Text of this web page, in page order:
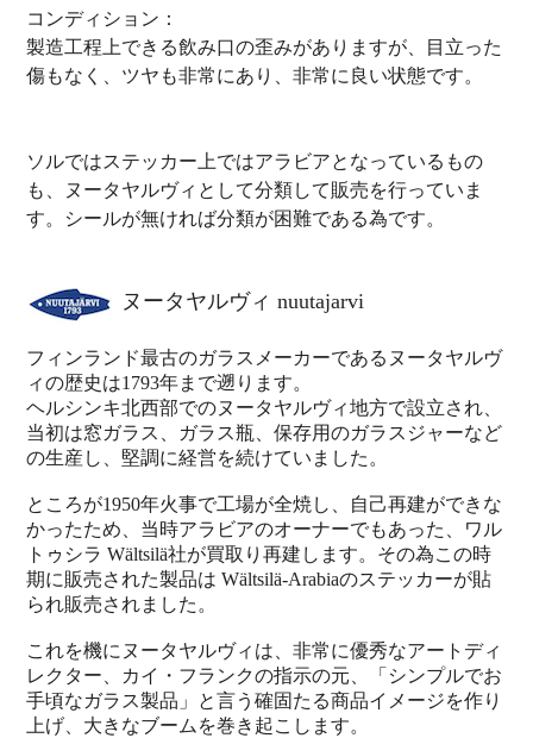
コンディション：
製造工程上できる飲み口の歪みがありますが、目立った
傷もなく、ツヤも非常にあり、非常に良い状態です。
ソルではステッカー上ではアラビアとなっているもの
も、ヌータヤルヴィとして分類して販売を行っていま
す。シールが無ければ分類が困難である為です。
ヌータヤルヴィ nuutajarvi
フィンランド最古のガラスメーカーであるヌータヤルヴ
ィの歴史は1793年まで遡ります。
ヘルシンキ北西部でのヌータヤルヴィ地方で設立され、
当初は窓ガラス、ガラス瓶、保存用のガラスジャーなど
の生産し、堅調に経営を続けていました。
ところが1950年火事で工場が全焼し、自己再建ができな
かったため、当時アラビアのオーナーでもあった、ワル
トゥシラ Wältsilä社が買取り再建します。その為この時
期に販売された製品は Wältsilä-Arabiaのステッカーが貼
られ販売されました。
これを機にヌータヤルヴィは、非常に優秀なアートディ
レクター、カイ・フランクの指示の元、「シンプルでお
手頃なガラス製品」と言う確固たる商品イメージを作り
上げ、大きなブームを巻き起こします。